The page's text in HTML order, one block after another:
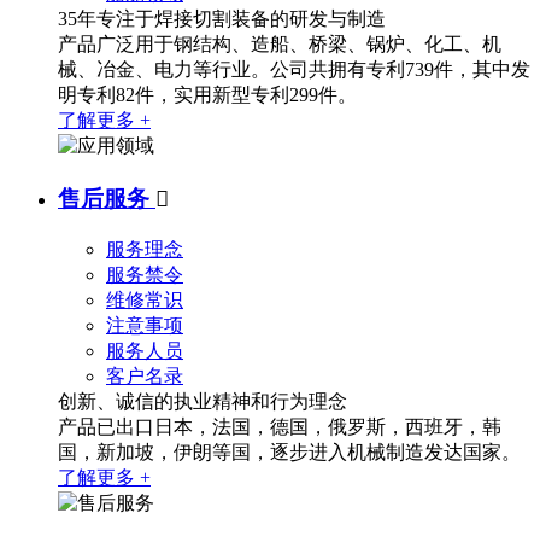
35年专注于焊接切割装备的研发与制造
产品广泛用于钢结构、造船、桥梁、锅炉、化工、机
械、冶金、电力等行业。公司共拥有专利739件，其中发
明专利82件，实用新型专利299件。
了解更多 +
售后服务 
服务理念
服务禁令
维修常识
注意事项
服务人员
客户名录
创新、诚信的执业精神和行为理念
产品已出口日本，法国，德国，俄罗斯，西班牙，韩
国，新加坡，伊朗等国，逐步进入机械制造发达国家。
了解更多 +